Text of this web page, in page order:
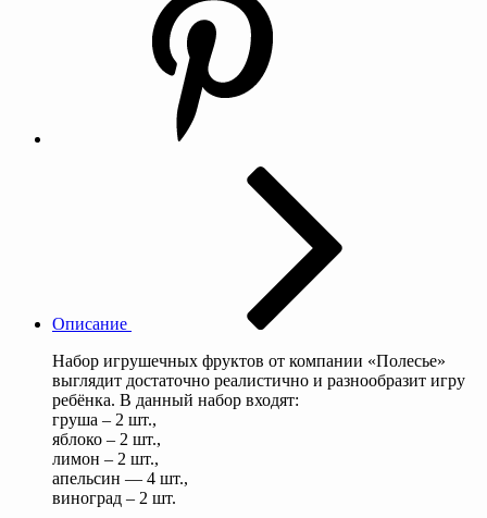
Описание
Набор игрушечных фруктов от компании «Полесье»
выглядит достаточно реалистично и разнообразит игру
ребёнка. В данный набор входят:
груша – 2 шт.,
яблоко – 2 шт.,
лимон – 2 шт.,
апельсин — 4 шт.,
виноград – 2 шт.